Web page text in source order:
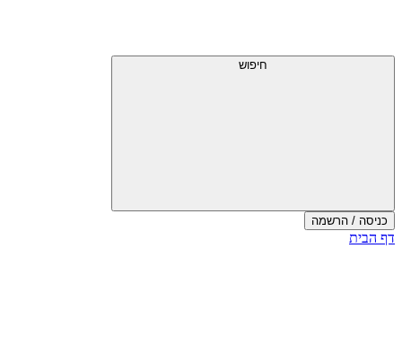
עליון
חיפוש
כניסה / הרשמה
סוף
דף הבית